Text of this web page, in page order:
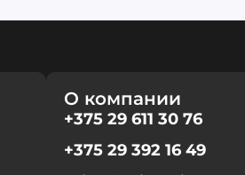
О компании
+375 29 611 30 76
+375 29 392 16 49